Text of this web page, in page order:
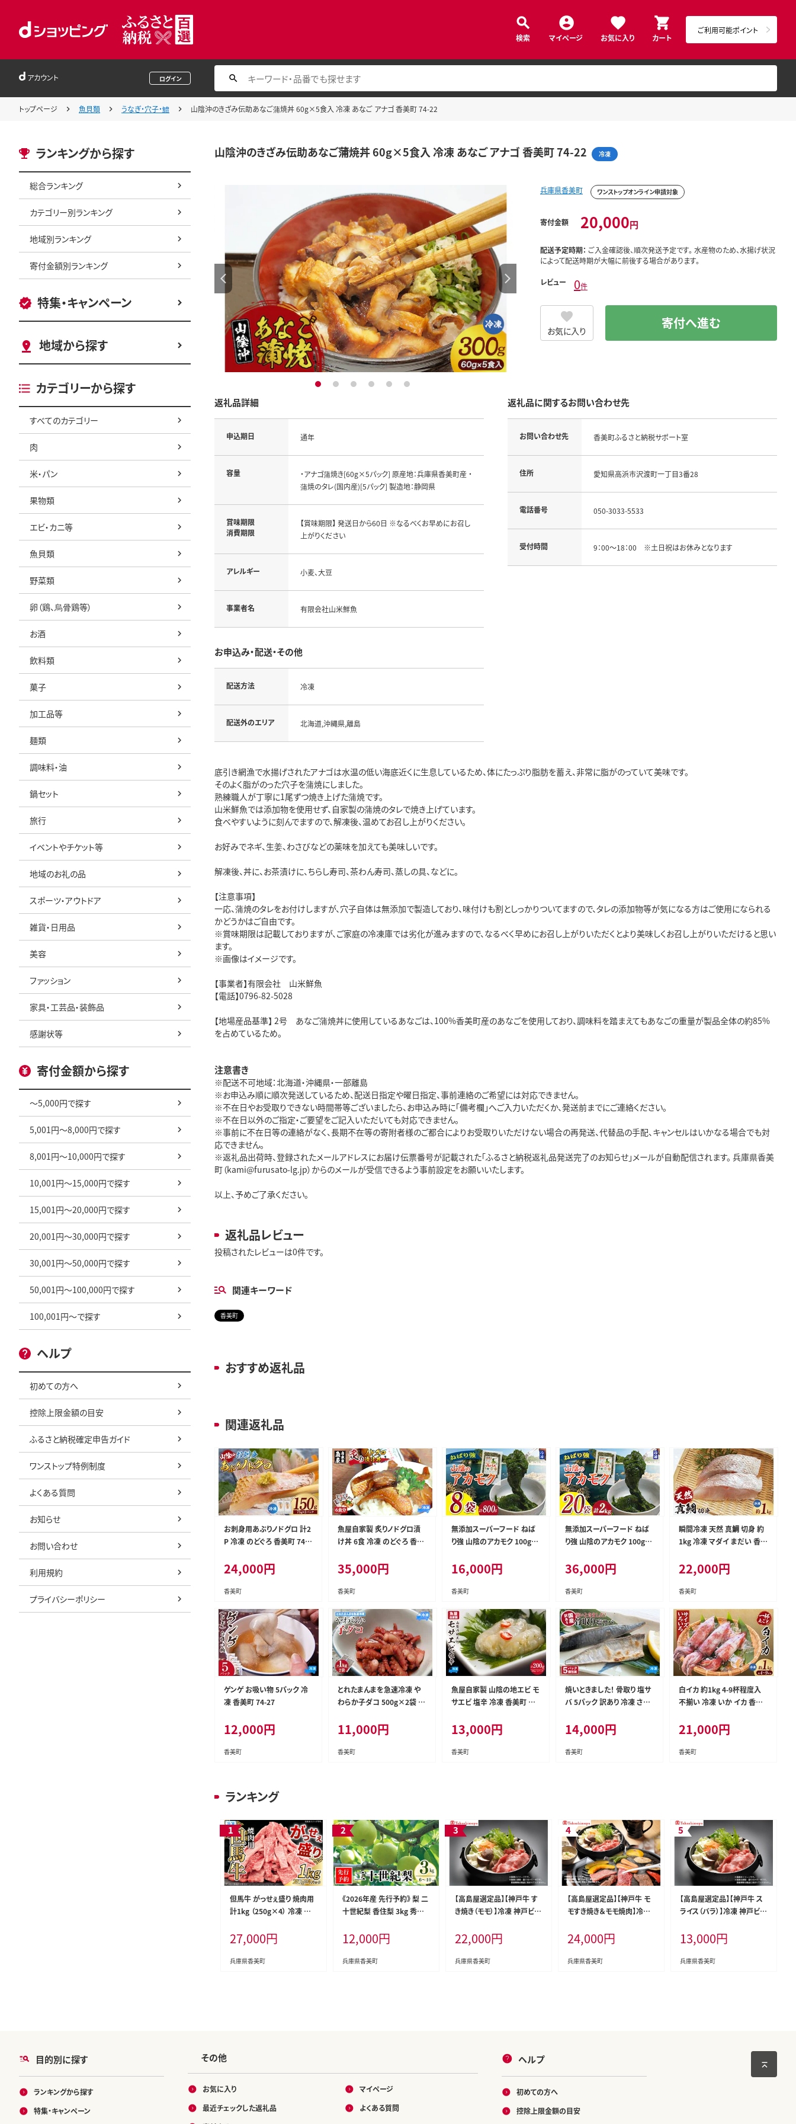
検索 マイページ お気に入り カート
ご利用可能ポイント
アカウント ログイン
トップページ 魚貝類 うなぎ・穴子・鱧 山陰沖のきざみ伝助あなご蒲焼丼 60g×5食入 冷凍 あなご アナゴ 香美町 74-22
ランキングから探す
総合ランキング
カテゴリー別ランキング
地域別ランキング
寄付金額別ランキング
特集・キャンペーン
地域から探す
カテゴリーから探す
すべてのカテゴリー
肉
米・パン
果物類
エビ・カニ等
魚貝類
野菜類
卵（鶏、烏骨鶏等）
お酒
飲料類
菓子
加工品等
麺類
調味料・油
鍋セット
旅行
イベントやチケット等
地域のお礼の品
スポーツ・アウトドア
雑貨・日用品
美容
ファッション
家具・工芸品・装飾品
感謝状等
寄付金額から探す
～5,000円で探す
5,001円～8,000円で探す
8,001円～10,000円で探す
10,001円～15,000円で探す
15,001円～20,000円で探す
20,001円～30,000円で探す
30,001円～50,000円で探す
50,001円～100,000円で探す
100,001円～で探す
ヘルプ
初めての方へ
控除上限金額の目安
ふるさと納税確定申告ガイド
ワンストップ特例制度
よくある質問
お知らせ
お問い合わせ
利用規約
プライバシーポリシー
山陰沖のきざみ伝助あなご蒲焼丼 60g×5食入 冷凍 あなご アナゴ 香美町 74-22 冷凍
1 2 3 4 5 6
兵庫県香美町 ワンストップオンライン申請対象
寄付金額 20,000円
配送予定時期： ご入金確認後、順次発送予定です。 水産物のため、水揚げ状況
によって配送時期が大幅に前後する場合があります。
レビュー 0件
お気に入り 寄付へ進む
返礼品詳細
申込期日 通年
容量
・アナゴ蒲焼き[60g×5パック] 原産地：兵庫県香美町産 ・
蒲焼のタレ(国内産)[5パック] 製造地：静岡県
賞味期限
消費期限
【賞味期限】 発送日から60日 ※なるべくお早めにお召し
上がりください
アレルギー 小麦、大豆
事業者名 有限会社山米鮮魚
お申込み・配送・その他
配送方法 冷凍
配送外のエリア 北海道,沖縄県,離島
返礼品に関するお問い合わせ先
お問い合わせ先 香美町ふるさと納税サポート室
住所 愛知県高浜市沢渡町一丁目3番28
電話番号 050-3033-5533
受付時間 9：00～18：00 ※土日祝はお休みとなります
底引き網漁で水揚げされたアナゴは水温の低い海底近くに生息しているため、体にたっぷり脂肪を蓄え、非常に脂がのっていて美味です。
そのよく脂がのった穴子を蒲焼にしました。
熟練職人が丁寧に1尾ずつ焼き上げた蒲焼です。
山米鮮魚では添加物を使用せず、自家製の蒲焼のタレで焼き上げています。
食べやすいように刻んでますので、解凍後、温めてお召し上がりください。
お好みでネギ、生姜、わさびなどの薬味を加えても美味しいです。
解凍後、丼に、お茶漬けに、ちらし寿司、茶わん寿司、蒸しの具、などに。
【注意事項】
一応、蒲焼のタレをお付けしますが、穴子自体は無添加で製造しており、味付けも割としっかりついてますので、タレの添加物等が気になる方はご使用になられる
かどうかはご自由です。
※賞味期限は記載しておりますが、ご家庭の冷凍庫では劣化が進みますので、なるべく早めにお召し上がりいただくとより美味しくお召し上がりいただけると思い
ます。
※画像はイメージです。
【事業者】有限会社 山米鮮魚
【電話】0796-82-5028
【地場産品基準】 2号 あなご蒲焼丼に使用しているあなごは、100%香美町産のあなごを使用しており、調味料を踏まえてもあなごの重量が製品全体の約85%
を占めているため。
注意書き
※配送不可地域：北海道・沖縄県・一部離島
※お申込み順に順次発送しているため、配送日指定や曜日指定、事前連絡のご希望には対応できません。
※不在日やお受取りできない時間帯等ございましたら、お申込み時に「備考欄」へご入力いただくか、発送前までにご連絡ください。
※不在日以外のご指定・ご要望をご記入いただいても対応できません。
※事前に不在日等の連絡がなく、長期不在等の寄附者様のご都合によりお受取りいただけない場合の再発送、代替品の手配、キャンセルはいかなる場合でも対
応できません。
※返礼品出荷時、登録されたメールアドレスにお届け伝票番号が記載された「ふるさと納税返礼品発送完了のお知らせ」メールが自動配信されます。 兵庫県香美
町（kami@furusato-lg.jp）からのメールが受信できるよう事前設定をお願いいたします。
以上、予めご了承ください。
返礼品レビュー
投稿されたレビューは0件です。
関連キーワード
香美町
おすすめ返礼品
関連返礼品
お刺身用あぶりノドグロ 計2
P 冷凍 のどぐろ 香美町 74-1
24,000円
香美町
魚屋自家製 炙りノドグロ漬
け丼 6食 冷凍 のどぐろ 香美
35,000円
香美町
無添加スーパーフード ねば
り強 山陰のアカモク 100g×
-24
16,000円
香美町
無添加スーパーフード ねば
り強 山陰のアカモク 100g×
4-25
36,000円
香美町
瞬間冷凍 天然 真鯛 切身 約
1kg 冷凍 マダイ まだい 香美
22,000円
香美町
ゲンゲ お吸い物 5パック 冷
凍 香美町 74-27
12,000円
香美町
とれたまんまを急速冷凍 や
わらか子ダコ 500g×2袋 1k
28
11,000円
香美町
魚屋自家製 山陰の地エビ モ
サエビ 塩辛 冷凍 香美町 え
13,000円
香美町
焼いときました！ 骨取り 塩サ
バ 5パック 訳あり 冷凍 さば
14,000円
香美町
白イカ 約1kg 4-9杯程度入
不揃い 冷凍 いか イカ 香美
21,000円
香美町
ランキング
但馬牛 がっせぇ盛り 焼肉用
計1kg （250g×4） 冷凍 牛
27,000円
兵庫県香美町
《2026年産 先行予約》 梨 二
十世紀梨 香住梨 3kg 秀品
6～10玉【令和8年8月下旬
以降発送予定】香美町 76-0
2
12,000円
兵庫県香美町
【高島屋選定品】【神戸牛 す
き焼き（モモ）】冷凍 神戸ビー
肉 モモ すき焼き 人気 国産
お取り寄せ グルメ 但馬 神戸
冷凍 兵庫県 香美町 高島屋
22,000円
兵庫県香美町
【高島屋選定品】【神戸牛 モ
モすき焼き＆モモ焼肉】冷凍
和牛 牛 牛肉 モモ すき焼き
焼肉 BBQ バーベキュー ア
ウトドア キャンプ 人気 国産
24,000円
兵庫県香美町
【高島屋選定品】【神戸牛 ス
ライス（バラ）】冷凍 神戸ビー
肉 バラ スライス 人気 国産
お取り寄せ グルメ 但馬 神戸
冷凍 兵庫県 香美町 高島屋
13,000円
兵庫県香美町
目的別に探す
ランキングから探す
特集・キャンペーン
その他
お気に入り
最近チェックした返礼品
マイページ
よくある質問
ヘルプ
初めての方へ
控除上限金額の目安